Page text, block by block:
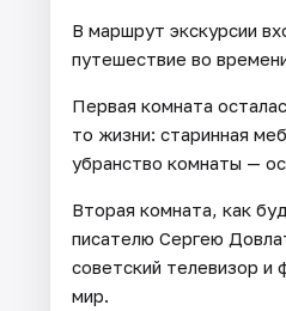
В маршрут экскурсии
путешествие во
Первая комната
то жизни: старинная
убранство комнаты —
Вторая комната, как
писателю Сергею
советский телевизор и
мир.